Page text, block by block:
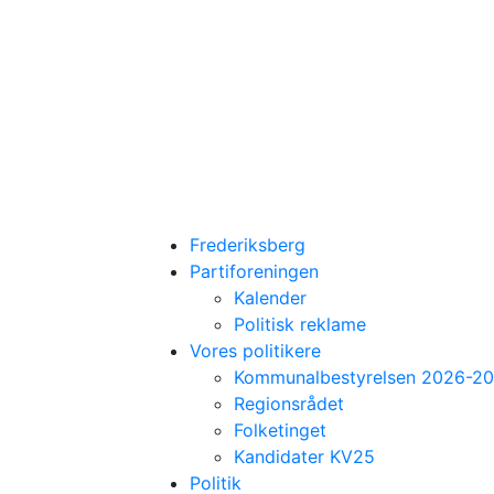
Frederiksberg
Partiforeningen
Kalender
Politisk reklame
Vores politikere
Kommunalbestyrelsen 2026-
Regionsrådet
Folketinget
Kandidater KV25
Politik
Kandidat til kommunalbestyrelsen